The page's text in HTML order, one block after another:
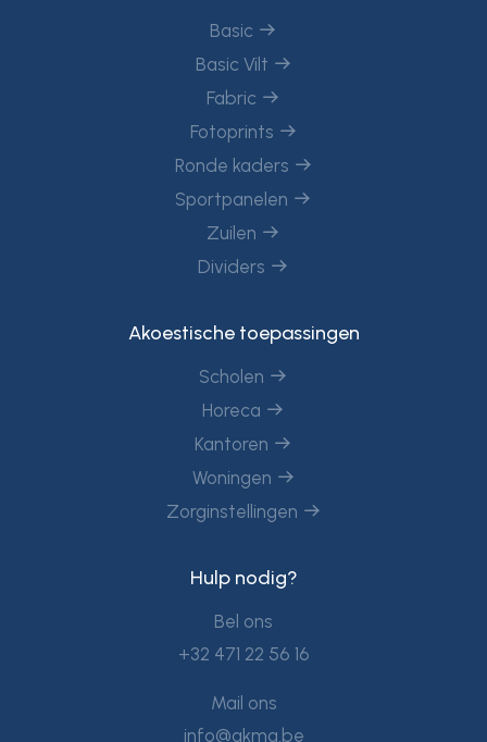
Basic
Basic Vilt
Fabric
Fotoprints
Ronde kaders
Sportpanelen
Zuilen
Dividers
Akoestische toepassingen
Scholen
Horeca
Kantoren
Woningen
Zorginstellingen
Hulp nodig?
Bel ons
+32 471 22 56 16
Mail ons
info@akma.be